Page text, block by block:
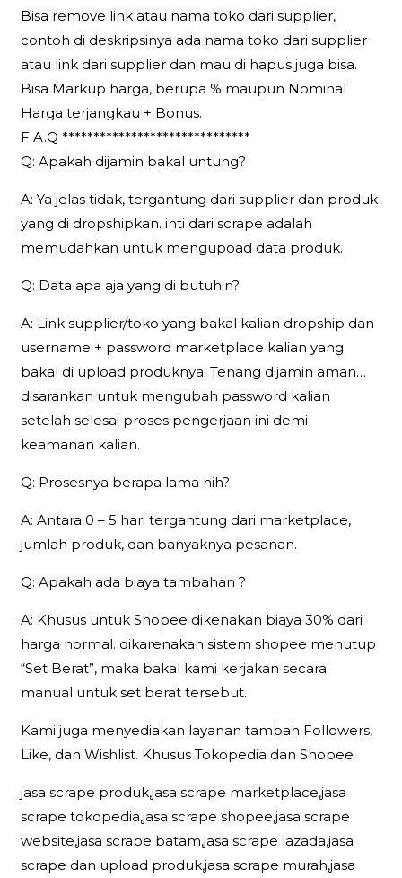
Bisa remove link atau nama toko dari supplier,
contoh di deskripsinya ada nama toko dari supplier
atau link dari supplier dan mau di hapus juga bisa.
Bisa Markup harga, berupa % maupun Nominal
Harga terjangkau + Bonus.
F.A.Q ******************************
Q: Apakah dijamin bakal untung?
A: Ya jelas tidak, tergantung dari supplier dan produk
yang di dropshipkan. inti dari scrape adalah
memudahkan untuk mengupoad data produk.
Q: Data apa aja yang di butuhin?
A: Link supplier/toko yang bakal kalian dropship dan
username + password marketplace kalian yang
bakal di upload produknya. Tenang dijamin aman…
disarankan untuk mengubah password kalian
setelah selesai proses pengerjaan ini demi
keamanan kalian.
Q: Prosesnya berapa lama nih?
A: Antara 0 – 5 hari tergantung dari marketplace,
jumlah produk, dan banyaknya pesanan.
Q: Apakah ada biaya tambahan ?
A: Khusus untuk Shopee dikenakan biaya 30% dari
harga normal. dikarenakan sistem shopee menutup
“Set Berat”, maka bakal kami kerjakan secara
manual untuk set berat tersebut.
Kami juga menyediakan layanan tambah Followers,
Like, dan Wishlist. Khusus Tokopedia dan Shopee
jasa scrape produk,jasa scrape marketplace,jasa
scrape tokopedia,jasa scrape shopee,jasa scrape
website,jasa scrape batam,jasa scrape lazada,jasa
scrape dan upload produk,jasa scrape murah,jasa